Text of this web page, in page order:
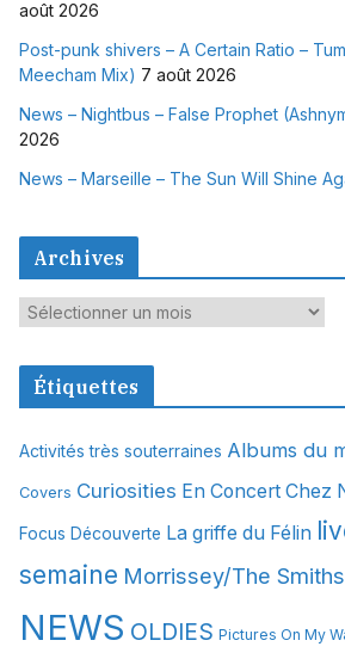
août 2026
Post-punk shivers – A Certain Ratio –
Meecham Mix) 7 août 2026
News – Nightbus – False Prophet
2026
News – Marseille – The Sun Will Shine
Archives
A
c
v
e
Étiquettes
Activités très souterraines Albums du
Covers Curiosities En Concert Chez
Focus Découverte La griffe du Félin
semaine Morrissey/The Smiths
NEWS OLDIES Pictures On My